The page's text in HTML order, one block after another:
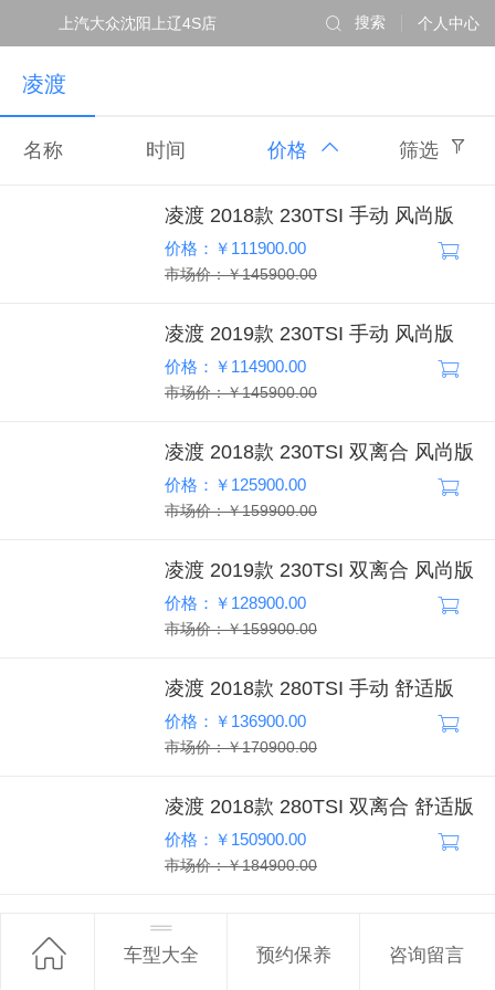
上汽大众沈阳上辽4S店 个人中心
搜索
凌渡
名称 时间 价格 筛选
凌渡 2018款 230TSI 手动 风尚版
价格：￥111900.00
市场价：￥145900.00
凌渡 2019款 230TSI 手动 风尚版
价格：￥114900.00
市场价：￥145900.00
凌渡 2018款 230TSI 双离合 风尚版
价格：￥125900.00
市场价：￥159900.00
凌渡 2019款 230TSI 双离合 风尚版
价格：￥128900.00
市场价：￥159900.00
凌渡 2018款 280TSI 手动 舒适版
价格：￥136900.00
市场价：￥170900.00
凌渡 2018款 280TSI 双离合 舒适版
价格：￥150900.00
市场价：￥184900.00
凌渡L 2022款 280TSI 双离合 热辣
版
车型大全 预约保养 咨询留言